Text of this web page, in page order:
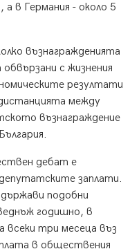
в Германия - около 5
възнагражденията
с жизнения
резултати
между
възнаграждение
дебат е
заплати.
подобни
годишно, в
всеки три месеца въз
в обществения